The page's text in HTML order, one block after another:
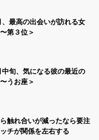
、最高の出会いが訪れる女
第３位＞
中旬、気になる彼の最近の
うお座＞
触れ合いが減ったなら要注
チが関係を左右する